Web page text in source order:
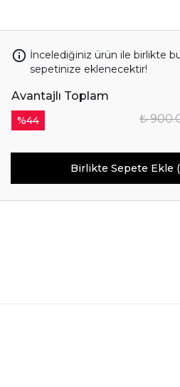
İncelediğiniz ürün ile birlikte
sepetinize eklenecektir!
Avantajlı Toplam
%44 ₺
Birlikte Sepete Ekle
SENİ